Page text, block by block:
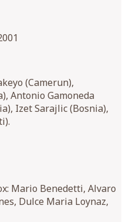
(Camerun),
Antonio Gamoneda
Izet Sarajlic (Bosnia),
Mario Benedetti, Alvaro
Dulce Maria Loynaz,